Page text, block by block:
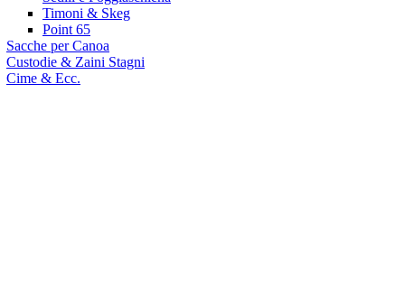
Timoni & Skeg
Point 65
Sacche per Canoa
Custodie & Zaini Stagni
Cime & Ecc.